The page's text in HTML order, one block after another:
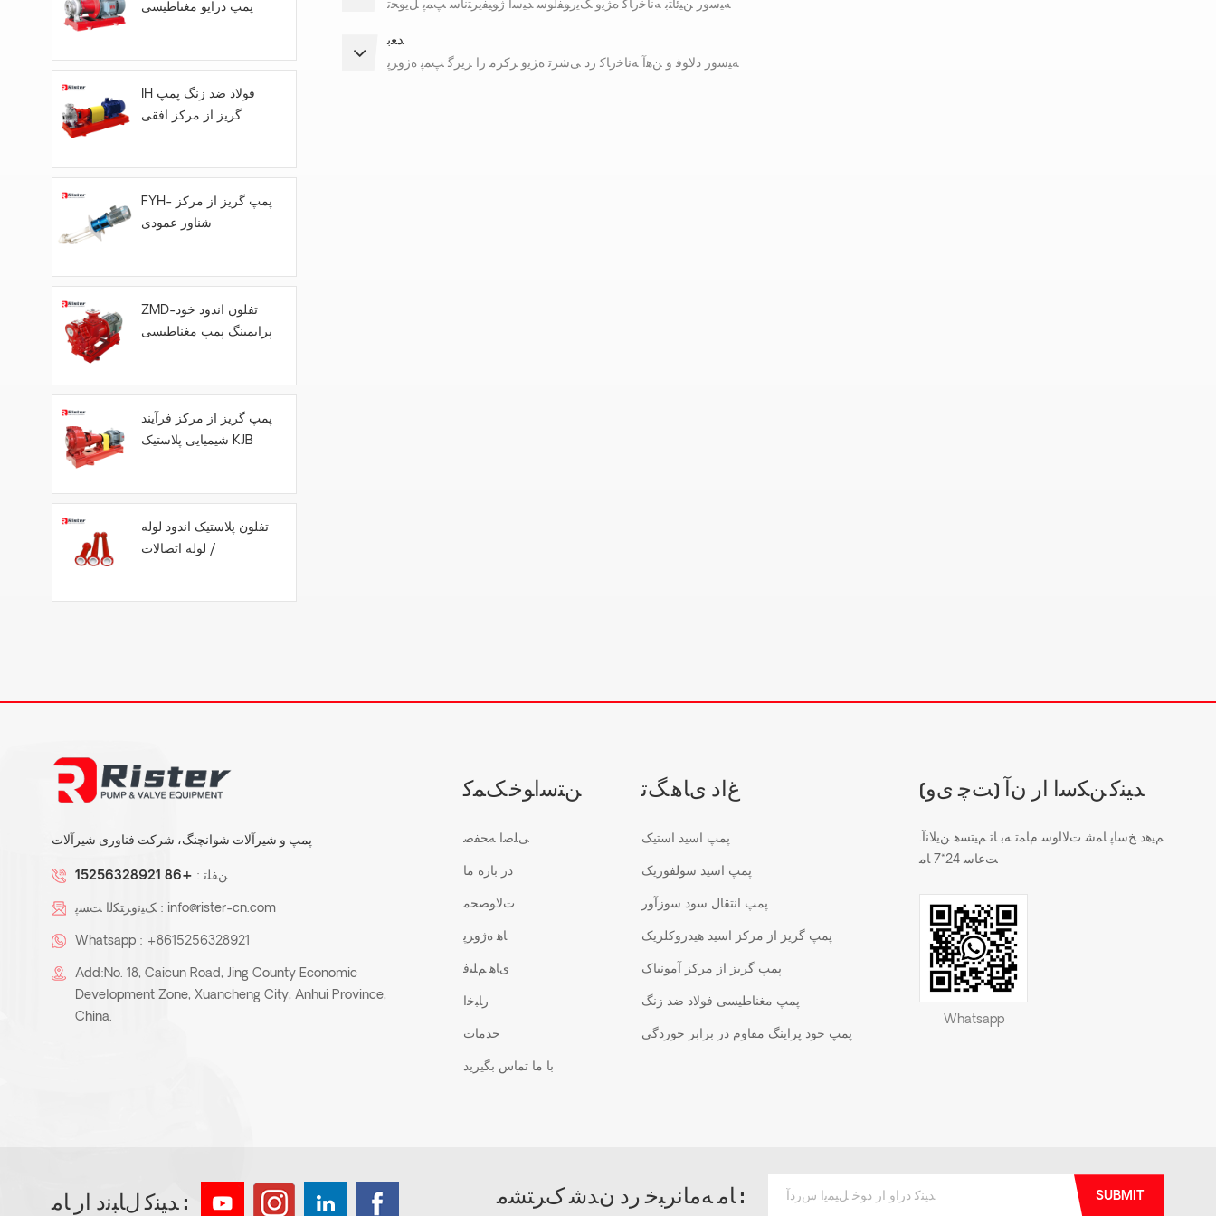
ﻪﯿﺳﻭﺭ ﻦﯿﺋﺎﺘﺑ ﻪﻧﺎﺧﺭﺎﮐ ﻩﮋﯾﻭ ﮏﯾﺭﻮﻔﻟﻮﺳ ﺪﯿﺳﺍ ﮊﻮﯿﻔﯾﺮﺘﻧﺎﺳ ﭗﻤﭘ ﻞﯾﻮﺤﺗ
ﺪﻌﺑ
ﻪﯿﺳﻭﺭ ﺩﻻ ﻮﻓ ﻭ ﻦﻫﺁ ﻪﻧﺎﺧﺭﺎﮐ ﺭﺩ ﯽﺷﺮﺗ ﻩﮋﯾﻭ ﺰﮐﺮﻣ ﺯﺍ ﺰﯾﺮﮔ ﭗﻤﭘ ﻩﮊﻭﺮﭘ
پمپ درایو مغناطیسی
IH فولاد ضد زنگ پمپ
گریز از مرکز افقی
FYH- پمپ گریز از مرکز
شناور عمودی
ZMD-تفلون اندود خود
پرایمینگ پمپ مغناطیسی
پمپ گریز از مرکز فرآیند
شیمیایی پلاستیک KJB
تفلون پلاستیک اندود لوله
/ لوله اتصالات
پمپ و شیرآلات شوانچنگ، شرکت فناوری شیرآلات
ﻦﻔﻠﺗ : +86 15256328921
ﮏﯿﻧﻭﺮﺘﮑﻟﺍ ﺖﺴﭘ : info@rister-cn.com
Whatsapp : +8615256328921
Add:No. 18, Caicun Road, Jing County Economic
Development Zone, Xuancheng City, Anhui Province,
China.
ﻦﺘﺳﺍﻮﺧ ﮏﻤﮐ
ﯽﻠﺻﺍ ﻪﺤﻔﺻ
در باره ما
ﺕﻻ ﻮﺼﺤﻣ
ﺎﻫ ﻩﮊﻭﺮﭘ
ﯼﺎﻫ ﻢﻠﯿﻓ
ﺭﺎﺒﺧﺍ
خدمات
با ما تماس بگیرید
ﻍﺍﺩ ﯼﺎﻫ ﮓﺗ
پمپ اسید استیک
پمپ اسید سولفوریک
پمپ انتقال سود سوزآور
پمپ گریز از مرکز اسید هیدروکلریک
پمپ گریز از مرکز آمونیاک
پمپ مغناطیسی فولاد ضد زنگ
پمپ خود پراینگ مقاوم در برابر خوردگی
(ﺖﭼ ﯼﻭ) ﺪﯿﻨﮐ ﻦﮑﺳﺍ ﺍﺭ ﻥﺁ
.ﻢﯿﻫﺩ ﺦﺳﺎﭘ ﺎﻤﺷ ﺕﻻ ﺍﻮﺳ ﻡﺎﻤﺗ ﻪﺑ ﺎﺗ ﻢﯿﺘﺴﻫ ﻦﯾﻼ ﻧﺁ
ﺖﻋﺎﺳ 24*7 ﺎﻣ
Whatsapp
ﺪﯿﻨﮐ ﻝﺎﺒﻧﺩ ﺍﺭ ﺎﻣ : ﺎﻣ ﻪﻣﺎﻧﺮﺒﺧ ﺭﺩ ﻥﺪﺷ ﮎﺮﺘﺸﻣ : SUBMIT